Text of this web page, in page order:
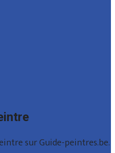
sur Guide-peintres.be.